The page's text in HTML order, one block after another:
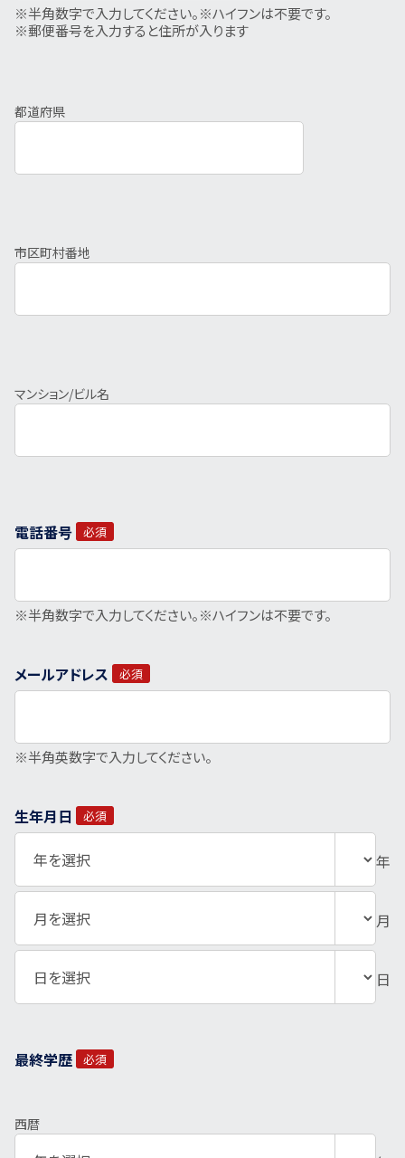
※半角数字で入力してください。※ハイフンは不要です。
※郵便番号を入力すると住所が入ります
都道府県
市区町村番地
マンション/ビル名
電話番号 必須
※半角数字で入力してください。※ハイフンは不要です。
メールアドレス 必須
※半角英数字で入力してください。
生年月日 必須
年
月
日
最終学歴 必須
西暦